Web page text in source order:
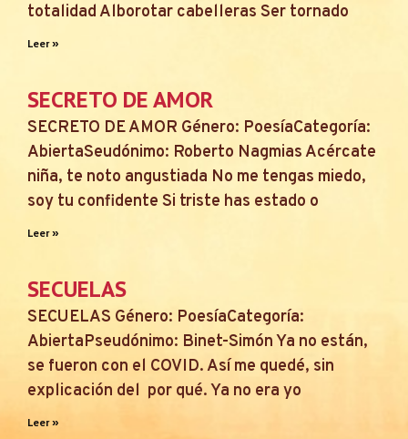
totalidad Alborotar cabelleras Ser tornado
Leer »
SECRETO DE AMOR
SECRETO DE AMOR Género: PoesíaCategoría:
AbiertaSeudónimo: Roberto Nagmias Acércate
niña, te noto angustiada No me tengas miedo,
soy tu confidente Si triste has estado o
Leer »
SECUELAS
SECUELAS Género: PoesíaCategoría:
AbiertaPseudónimo: Binet-Simón Ya no están,
se fueron con el COVID. Así me quedé, sin
explicación del por qué. Ya no era yo
Leer »